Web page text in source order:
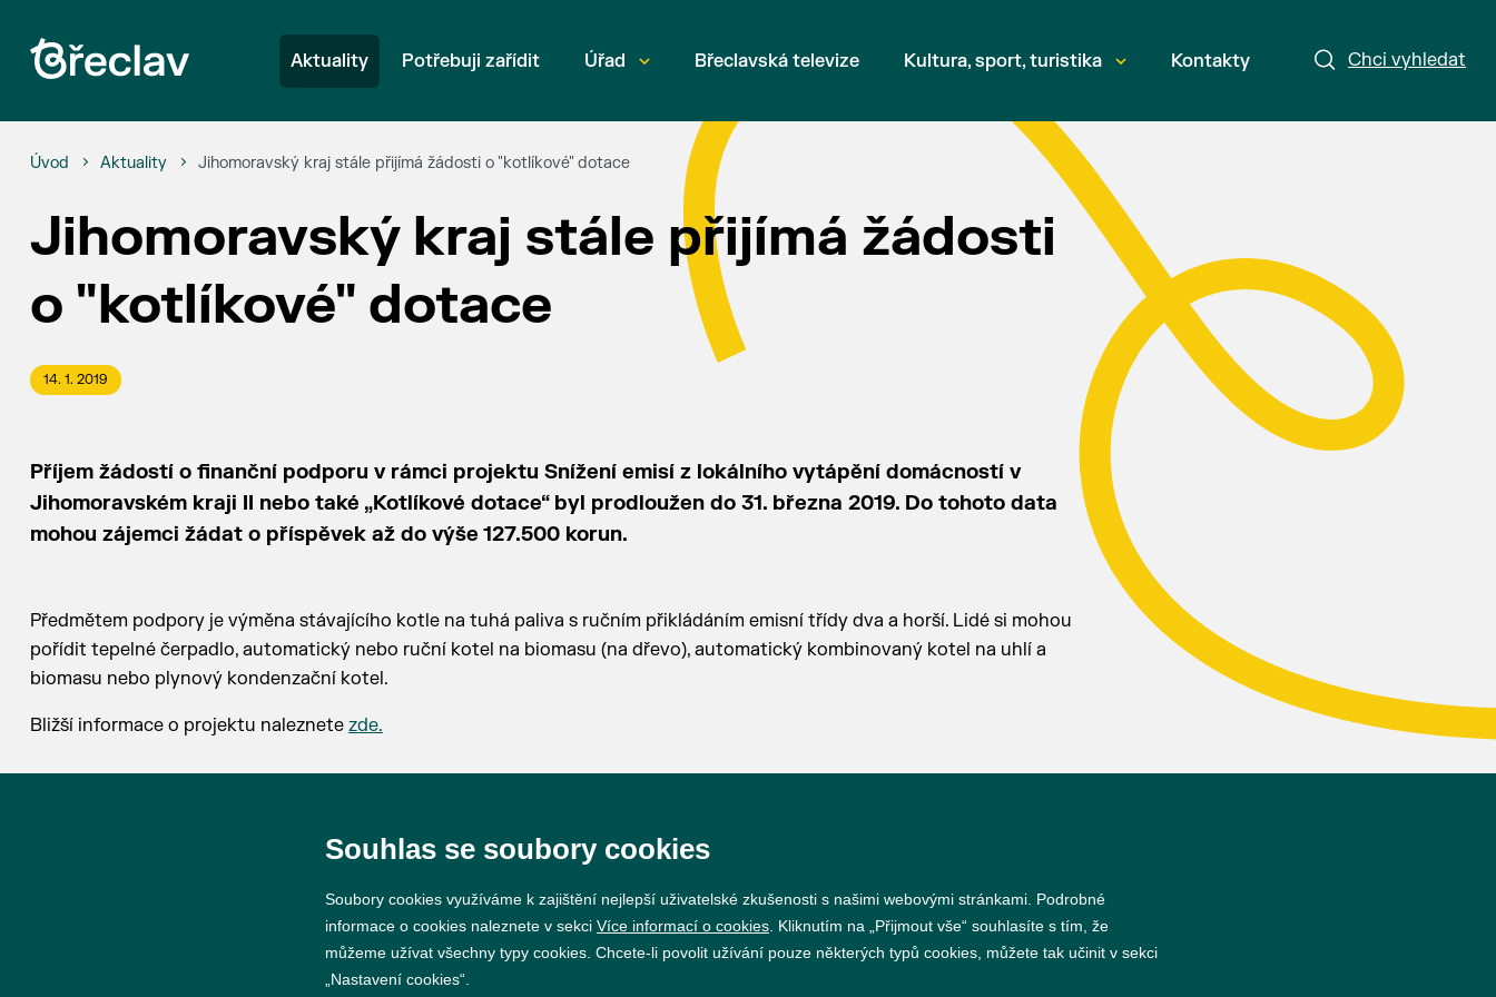
Chci vyhledat
Aktuality Potřebuji zařídit Úřad Břeclavská televize Kultura, sport, turistika Kontakty
Úvod Aktuality Jihomoravský kraj stále přijímá žádosti o "kotlíkové" dotace
Jihomoravský kraj stále přijímá žádosti
o "kotlíkové" dotace
14. 1. 2019
Příjem žádostí o finanční podporu v rámci projektu Snížení emisí z lokálního vytápění domácností v
Jihomoravském kraji II nebo také „Kotlíkové dotace“ byl prodloužen do 31. března 2019. Do tohoto data
mohou zájemci žádat o příspěvek až do výše 127.500 korun.
Předmětem podpory je výměna stávajícího kotle na tuhá paliva s ručním přikládáním emisní třídy dva a horší. Lidé si mohou
pořídit tepelné čerpadlo, automatický nebo ruční kotel na biomasu (na dřevo), automatický kombinovaný kotel na uhlí a
biomasu nebo plynový kondenzační kotel.
Bližší informace o projektu naleznete zde.
Prohlášení o přístupnosti GDPR Nastavení cookies
Souhlas se soubory cookies
Soubory cookies využíváme k zajištění nejlepší uživatelské zkušenosti s našimi webovými stránkami. Podrobné
informace o cookies naleznete v sekci Více informací o cookies . Kliknutím na „Přijmout vše“ souhlasíte s tím, že
můžeme užívat všechny typy cookies. Chcete-li povolit užívání pouze některých typů cookies, můžete tak učinit v sekci
„Nastavení cookies“.